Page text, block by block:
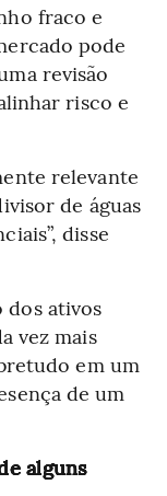
fraco e
pode
revisão
risco e
relevante
de águas
disse
dos ativos
vez mais
em um
de um
alguns